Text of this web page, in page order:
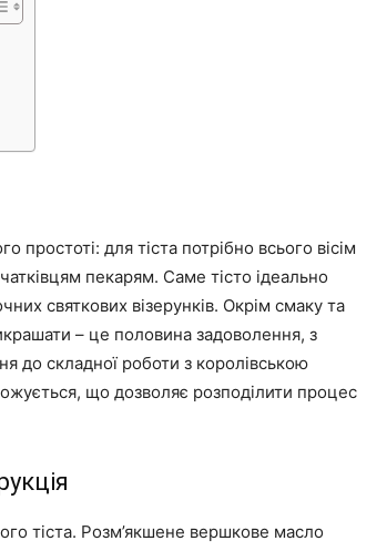
простоті: для тіста потрібно всього вісім
пекарям. Саме тісто ідеально
святкових візерунків. Окрім смаку та
– це половина задоволення, з
до складної роботи з королівською
що дозволяє розподілити процес
тіста. Розм’якшене вершкове масло